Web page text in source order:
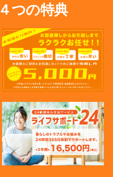
４つの特典